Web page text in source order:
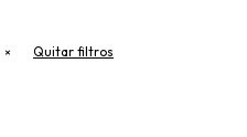
Quitar filtros